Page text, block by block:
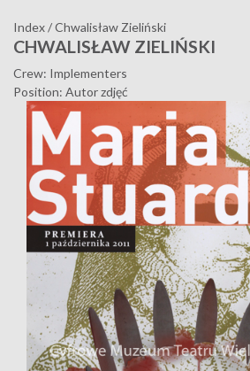
Index/Chwalisław Zieliński
CHWALISŁAW ZIELIŃSKI
Crew: Implementers
Position: Autor zdjęć